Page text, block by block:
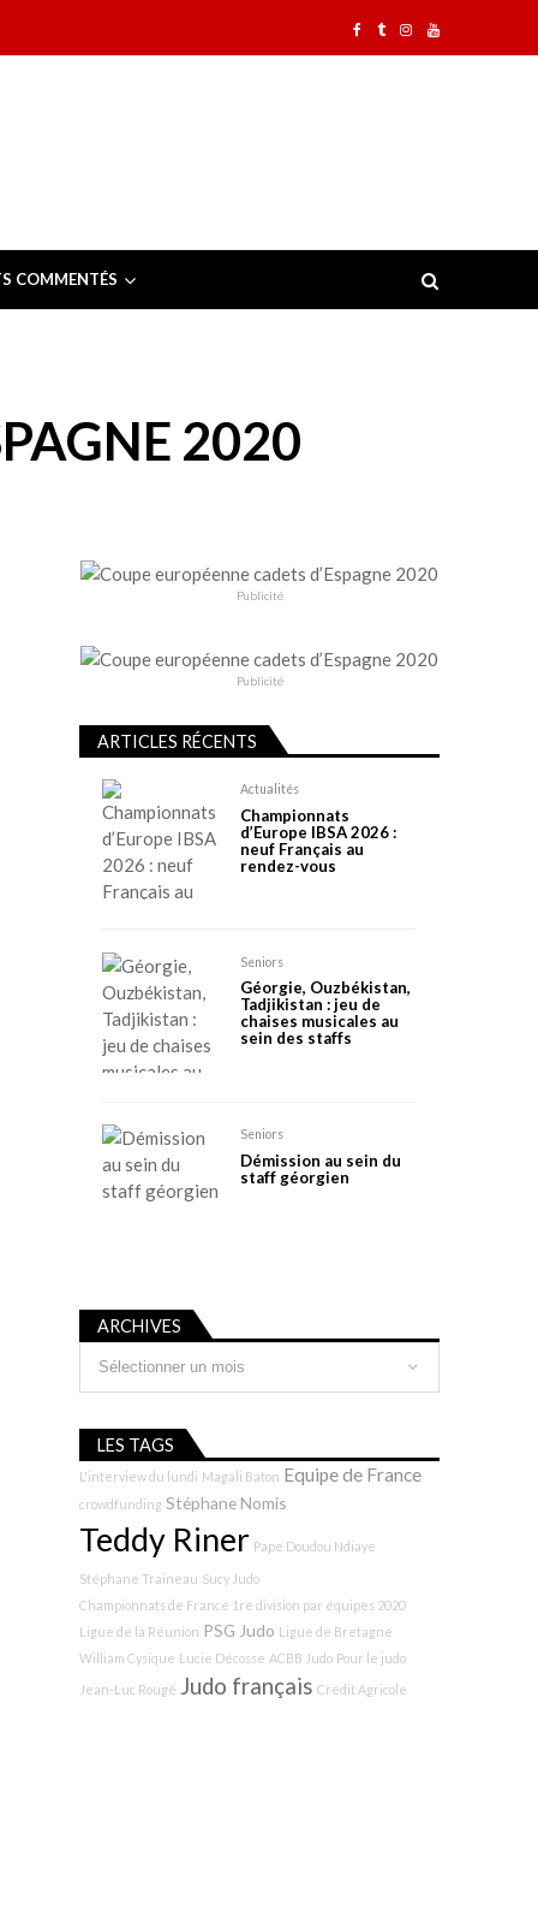
COMMENTÉS
2020
Publicité
Publicité
ARTICLES RÉCENTS
Actualités
Championnats
d’Europe IBSA 2026 :
neuf Français au
rendez-vous
Seniors
Géorgie, Ouzbékistan,
Tadjikistan : jeu de
chaises musicales au
sein des staffs
Seniors
Démission au sein du
staff géorgien
ARCHIVES
LES TAGS
L'interview du lundi Magali Baton Equipe de France
crowdfunding Stéphane Nomis
Teddy Riner Pape Doudou Ndiaye
Stéphane Traineau Sucy Judo
Championnats de France 1re division par équipes 2020
Ligue de la Réunion PSG Judo Ligue de Bretagne
William Cysique Lucie Décosse ACBB Judo Pour le judo
Jean-Luc Rougé Judo français Crédit Agricole